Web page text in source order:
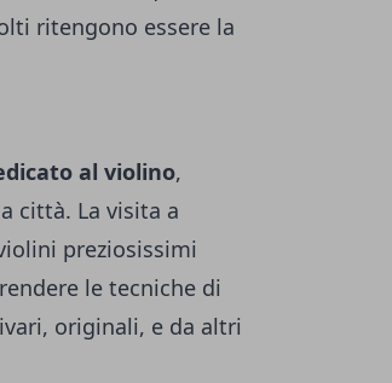
ritengono essere la
al violino,
città. La visita a
preziosissimi
le tecniche di
originali, e da altri